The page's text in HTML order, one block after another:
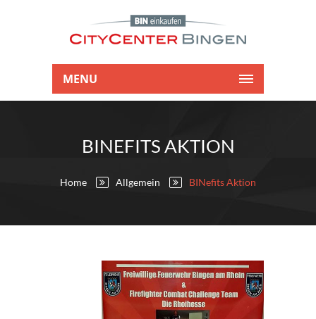
MENU
BINEFITS AKTION
Home Allgemein BINefits Aktion